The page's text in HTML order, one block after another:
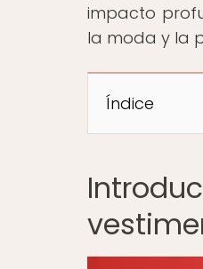
impacto
la moda y la
Índice